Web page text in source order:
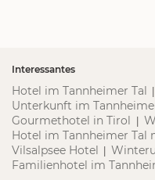
Interessantes
Hotel im Tannheimer Tal
Unterkunft im
Gourmethotel in Tirol
Hotel im Tannheimer Tal
Vilsalpsee Hotel
Familienhotel im